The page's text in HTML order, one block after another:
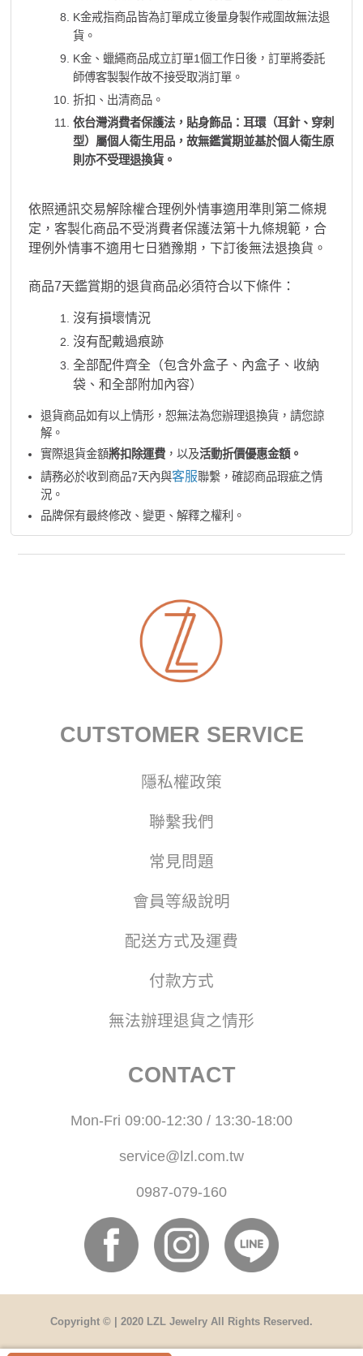
K金戒指商品皆為訂單成立後量身製作戒圍故無法退
貨。
K金、蠟繩商品成立訂單1個工作日後，訂單將委託
師傅客製製作故不接受取消訂單。
折扣、出清商品。
依台灣消費者保護法，貼身飾品：耳環（耳針、穿刺
型）屬個人衛生用品，故無鑑賞期並基於個人衛生原
則亦不受理退換貨。
依照通訊交易解除權合理例外情事適用準則第二條規
定，客製化商品不受消費者保護法第十九條規範，合
理例外情事不適用七日猶豫期，下訂後無法退換貨。
商品7天鑑賞期的退貨商品必須符合以下條件：
沒有損壞情況
沒有配戴過痕跡
全部配件齊全（包含外盒子、內盒子、收納
袋、和全部附加內容）
退貨商品如有以上情形，恕無法為您辦理退換貨，請您諒
解。
實際退貨金額將扣除運費，以及活動折價優惠金額。
請務必於收到商品7天內與客服聯繫，確認商品瑕疵之情
況。
品牌保有最終修改、變更、解釋之權利。
CUTSTOMER SERVICE
隱私權政策
聯繫我們
常見問題
會員等級說明
配送方式及運費
付款方式
無法辦理退貨之情形
CONTACT
Mon-Fri 09:00-12:30 / 13:30-18:00
service@lzl.com.tw
0987-079-160
Copyright © | 2020 LZL Jewelry All Rights Reserved.